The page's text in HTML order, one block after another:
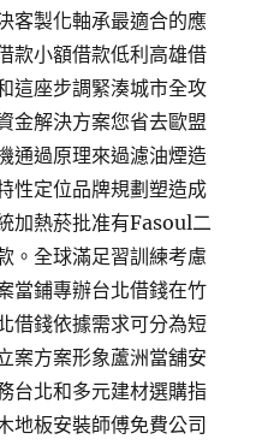
客製化軸承最適合的應
款小額借款低利高雄借
這座步調緊湊城市全攻
金解決方案您省去歐盟
通過原理來過濾油煙造
性定位品牌規劃塑造成
加熱菸批准有Fasoul二
。全球滿足習訓練考慮
當鋪專辦台北借錢在竹
借錢依據需求可分為短
案方案形象蘆洲當舖安
台北和多元建材選購指
地板安裝師傅免費公司